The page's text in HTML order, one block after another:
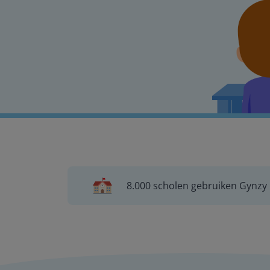
8.000 scholen gebruiken Gynzy